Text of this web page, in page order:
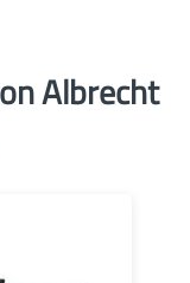
Albrecht